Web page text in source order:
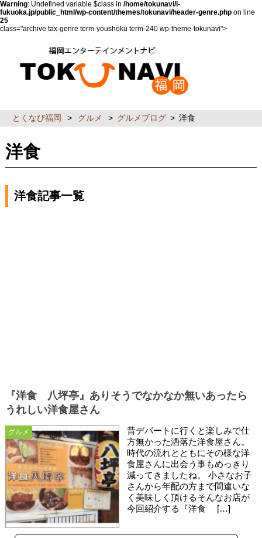
Warning: Undefined variable $class in /home/tokunavi/i-
fukuoka.jp/public_html/wp-content/themes/tokunavi/header-genre.php on line
25
class="archive tax-genre term-youshoku term-240 wp-theme-tokunavi">
とくなび福岡 > グルメ > グルメブログ > 洋食
洋食
洋食記事一覧
グルメ
『洋食 八坪亭』ありそうでなかなか無いあったら
うれしい洋食屋さん
昔デパートに行くと楽しみで仕
方無かった洒落た洋食屋さん。
時代の流れとともにその様な洋
食屋さんに出会う事もめっきり
減ってきましたね。 小さなお子
さんから年配の方まで間違いな
く美味しく頂けるそんなお店が
今回紹介する『洋食 […]